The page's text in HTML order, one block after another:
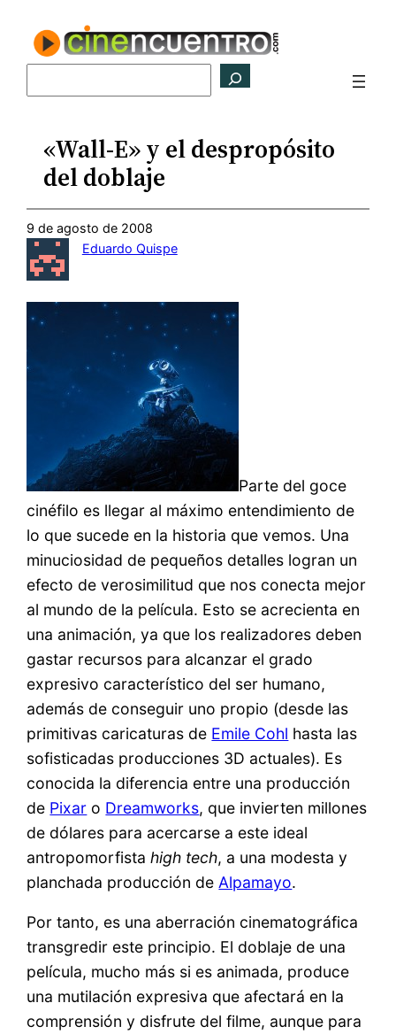
contenido
«Wall-E» y el despropósito
del doblaje
9 de agosto de 2008
Eduardo Quispe
Parte del goce
cinéfilo es llegar al máximo entendimiento de
lo que sucede en la historia que vemos. Una
minuciosidad de pequeños detalles logran un
efecto de verosimilitud que nos conecta mejor
al mundo de la película. Esto se acrecienta en
una animación, ya que los realizadores deben
gastar recursos para alcanzar el grado
expresivo característico del ser humano,
además de conseguir uno propio (desde las
primitivas caricaturas de Emile Cohl hasta las
sofisticadas producciones 3D actuales). Es
conocida la diferencia entre una producción
de Pixar o Dreamworks, que invierten millones
de dólares para acercarse a este ideal
antropomorfistahigh tech, a una modesta y
planchada producción de Alpamayo.
Por tanto, es una aberración cinematográfica
transgredir este principio. El doblaje de una
película, mucho más si es animada, produce
una mutilación expresiva que afectará en la
comprensión y disfrute del filme, aunque para